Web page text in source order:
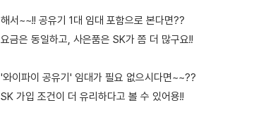
해서~~!! 공유기 1대 임대 포함으로 본다면??
요금은 동일하고, 사은품은 SK가 쫌 더 많구요!!
'와이파이 공유기' 임대가 필요 없으시다면~~??
SK 가입 조건이 더 유리하다고 볼 수 있어용!!